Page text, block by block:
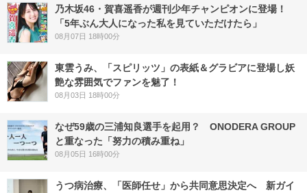
乃木坂46・賀喜遥香が週刊少年チャンピオンに登場！
「5年ぶん大人になった私を見ていただけたら」
08月07日 18時00分
東雲うみ、「スピリッツ」の表紙＆グラビアに登場し妖
艶な雰囲気でファンを魅了！
08月03日 18時00分
なぜ59歳の三浦知良選手を起用？ ONODERA GROUP
と重なった「努力の積み重ね」
08月05日 16時00分
うつ病治療、「医師任せ」から共同意思決定へ 新ガイ